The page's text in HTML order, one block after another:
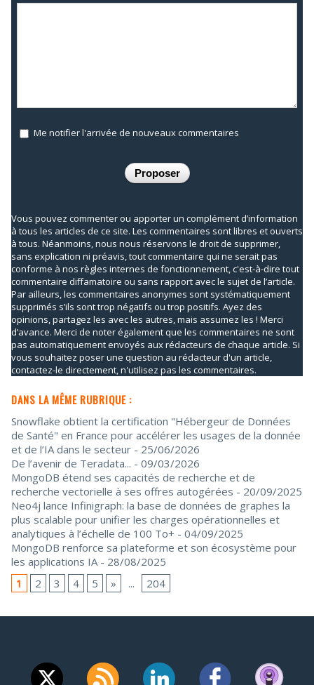
Me notifier l'arrivée de nouveaux commentaires
Vous pouvez commenter ou apporter un complément d’information
à tous les articles de ce site. Les commentaires sont libres et ouverts
à tous. Néanmoins, nous nous réservons le droit de supprimer,
sans explication ni préavis, tout commentaire qui ne serait pas
conforme à nos règles internes de fonctionnement, c'est-à-dire tout
commentaire diffamatoire ou sans rapport avec le sujet de l’article.
Par ailleurs, les commentaires anonymes sont systématiquement
supprimés s’ils sont trop négatifs ou trop positifs. Ayez des
opinions, partagez les avec les autres, mais assumez les ! Merci
d’avance. Merci de noter également que les commentaires ne sont
pas automatiquement envoyés aux rédacteurs de chaque article. Si
vous souhaitez poser une question au rédacteur d'un article,
contactez-le directement, n'utilisez pas les commentaires.
DANS LA MÊME RUBRIQUE :
Snowflake obtient la certification "Hébergeur de Données
de Santé" en France pour accélérer les usages de la donnée
et de l’IA dans le secteur - 25/06/2026
De l’avenir de Teradata... - 09/03/2026
MongoDB étend ses capacités de recherche et de
recherche vectorielle à ses offres autogérées - 20/09/2025
Neo4j lance Infinigraph: la base de données de graphes la
plus scalable pour unifier les charges opérationnelles et
analytiques à l’échelle de 100 To+ - 04/09/2025
MongoDB renforce sa plateforme et son écosystème pour
les applications IA - 28/08/2025
1
2 3 4 5 » ... 204